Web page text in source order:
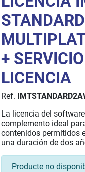
STANDARD
+
LICENCIA
Ref.
La licencia del
complemento ideal
contenidos permitidos
una duración de dos
Producte no